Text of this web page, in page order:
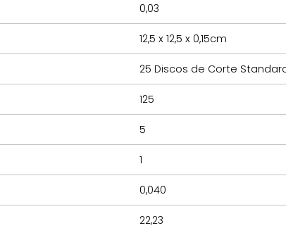
0,03
12,5 x 12,5 x 0,15cm
25 Discos de Corte
125
5
1
0,040
22,23